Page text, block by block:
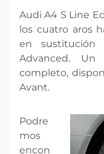
Audi A4 S Line
los cuatro aros
en sustitución
Advanced.
completo,
Avant.
Podre
mos
encon